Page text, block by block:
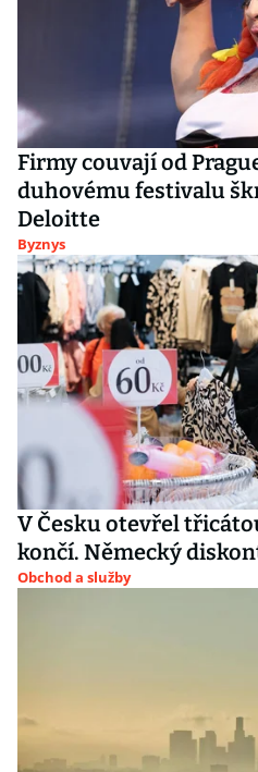
Firmy couvají od
duhovému festivalu
Deloitte
Byznys
V Česku otevřel
končí. Německý
Obchod a služby